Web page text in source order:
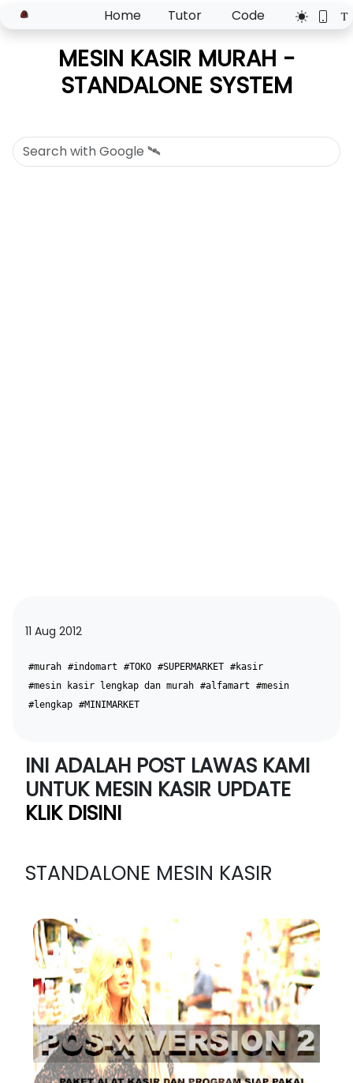
Home Tutor Code
MESIN KASIR MURAH -
STANDALONE SYSTEM
11 Aug 2012
#murah #indomart #TOKO #SUPERMARKET #kasir
#mesin kasir lengkap dan murah #alfamart
#mesin
#lengkap #MINIMARKET
INI ADALAH POST LAWAS KAMI
UNTUK MESIN KASIR UPDATE
KLIK DISINI
STANDALONE MESIN KASIR